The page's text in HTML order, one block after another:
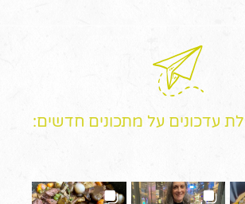
עדכונים על מתכונים חדשים: